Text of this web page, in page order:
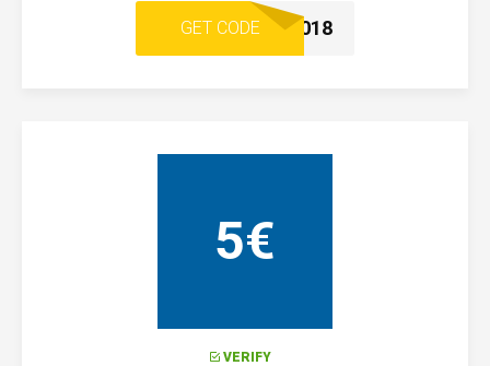
GET CODE
ISYBEGESUND2018
5€
VERIFY